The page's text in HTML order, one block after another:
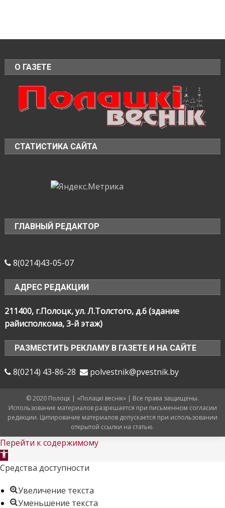
О ГАЗЕТЕ
СТАТИСТИКА САЙТА
ГЛАВНЫЙ РЕДАКТОР
8(0214)43-05-07
АДРЕС РЕДАКЦИИ
211400, г.Полоцк, ул. Л.Толстого, д.6 (здание
райисполкома, 3-й этаж)
РАЗМЕСТИТЬ РЕКЛАМУ В ГАЗЕТЕ И НА САЙТЕ
8(0214) 43-86-28 polvestnik@pvestnik.by
© 2020 Полоцк | «Полацкі веснік» | Все права защищены.
Использование материалов разрешается при письменном согласии
редакции. Цитирование материалов допускается при использовании
открытой ссылки на статью.
Перейти к содержимому
Открыть
панель
Средства доступности
Увеличение текста
Уменьшение текста